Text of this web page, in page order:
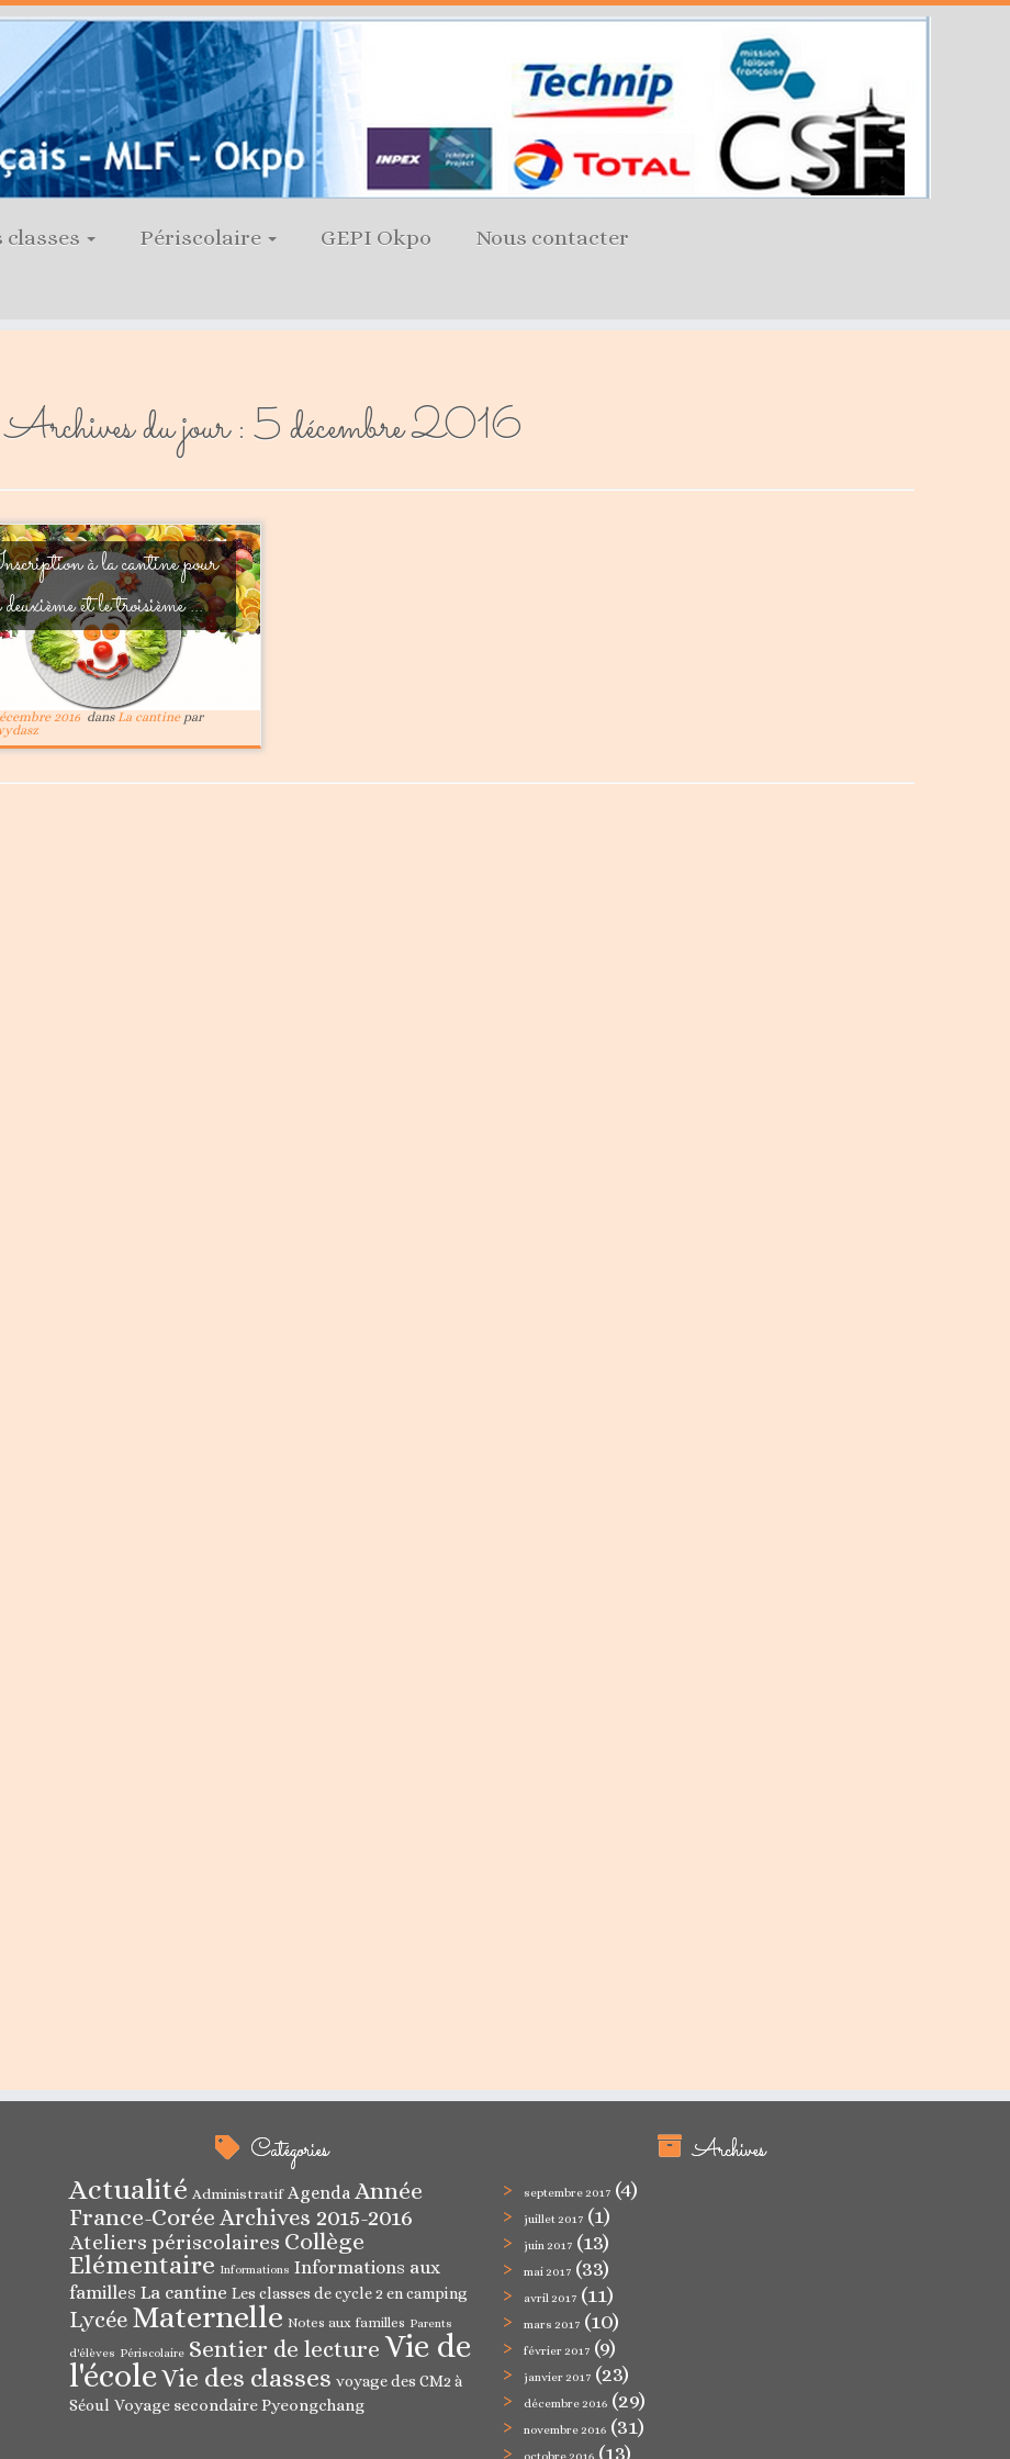
classes Périscolaire GEPI Okpo
Nous contacter
Archives du jour :5 décembre 2016
à la cantine pour
et le troisième ...
2016 dansLa cantine par
Catégories
Actualité Administratif Agenda Année
France-Corée Archives 2015-2016
Ateliers périscolaires Collège
Elémentaire Informations Informations aux
familles La cantine Les classes de cycle 2 en camping
Lycée Maternelle Notes aux familles Parents
d'élèves Périscolaire Sentier de lecture Vie de
l'écoleVie des classes voyage des CM2 à
Séoul Voyage secondaire Pyeongchang
Archives
septembre 2017 (4)
juillet 2017 (1)
juin 2017 (13)
mai 2017 (33)
avril 2017 (11)
mars 2017 (10)
février 2017 (9)
janvier 2017 (23)
décembre 2016 (29)
novembre 2016 (31)
(13)